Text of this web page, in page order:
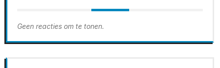
Geen reacties om te tonen.